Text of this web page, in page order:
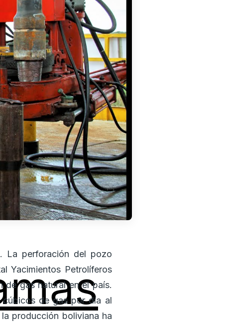
La perforación del pozo
Yacimientos Petrolíferos
de gas natural en el país.
de gas por día al
producción boliviana ha